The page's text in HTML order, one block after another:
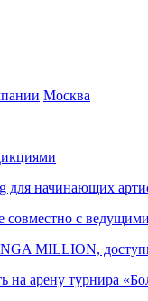
Москва
для начинающих
совместно с
MILLION,
на арену турнира